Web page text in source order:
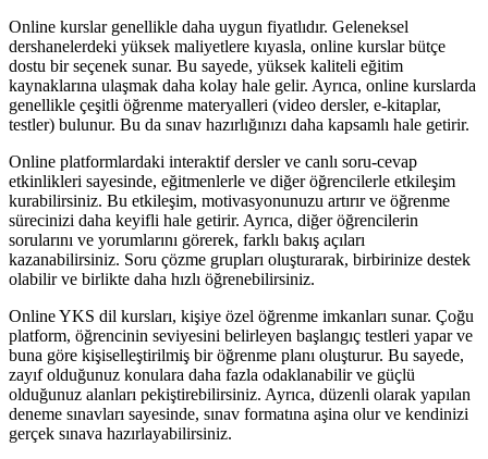
Online kurslar genellikle daha uygun fiyatlıdır. Geleneksel
dershanelerdeki yüksek maliyetlere kıyasla, online kurslar bütçe
dostu bir seçenek sunar. Bu sayede, yüksek kaliteli eğitim
kaynaklarına ulaşmak daha kolay hale gelir. Ayrıca, online kurslarda
genellikle çeşitli öğrenme materyalleri (video dersler, e-kitaplar,
testler) bulunur. Bu da sınav hazırlığınızı daha kapsamlı hale getirir.
Online platformlardaki interaktif dersler ve canlı soru-cevap
etkinlikleri sayesinde, eğitmenlerle ve diğer öğrencilerle etkileşim
kurabilirsiniz. Bu etkileşim, motivasyonunuzu artırır ve öğrenme
sürecinizi daha keyifli hale getirir. Ayrıca, diğer öğrencilerin
sorularını ve yorumlarını görerek, farklı bakış açıları
kazanabilirsiniz. Soru çözme grupları oluşturarak, birbirinize destek
olabilir ve birlikte daha hızlı öğrenebilirsiniz.
Online YKS dil kursları, kişiye özel öğrenme imkanları sunar. Çoğu
platform, öğrencinin seviyesini belirleyen başlangıç testleri yapar ve
buna göre kişiselleştirilmiş bir öğrenme planı oluşturur. Bu sayede,
zayıf olduğunuz konulara daha fazla odaklanabilir ve güçlü
olduğunuz alanları pekiştirebilirsiniz. Ayrıca, düzenli olarak yapılan
deneme sınavları sayesinde, sınav formatına aşina olur ve kendinizi
gerçek sınava hazırlayabilirsiniz.